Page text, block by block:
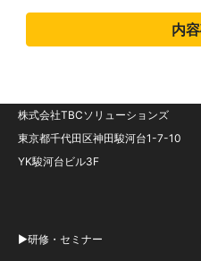
株式会社TBCソリューションズ
東京都千代田区神田駿河台1-7-10
YK駿河台ビル3F
▶研修・セミナー